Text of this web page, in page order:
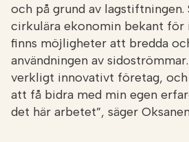
och på grund av
cirkulära ekonomin bekant för
finns möjligheter att bredda
användningen av
verkligt innovativt företag,
att få bidra med min egen
det här arbetet”, säger